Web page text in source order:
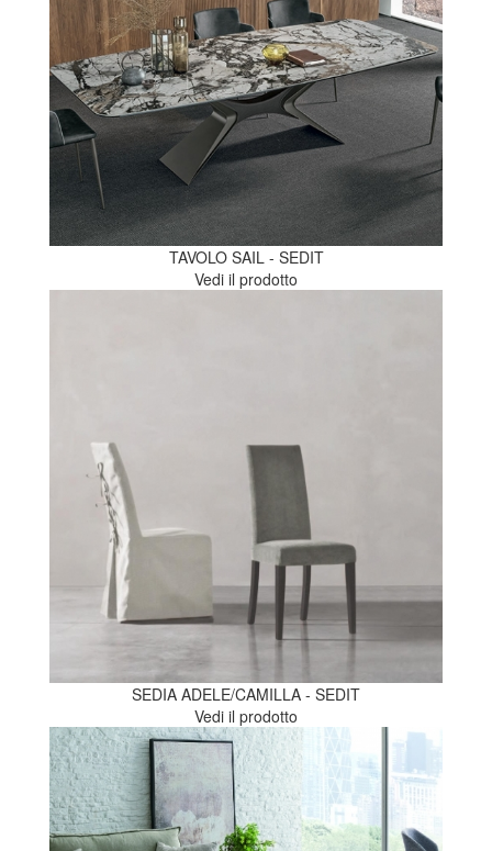
TAVOLO SAIL - SEDIT
Vedi il prodotto
SEDIA ADELE/CAMILLA - SEDIT
Vedi il prodotto